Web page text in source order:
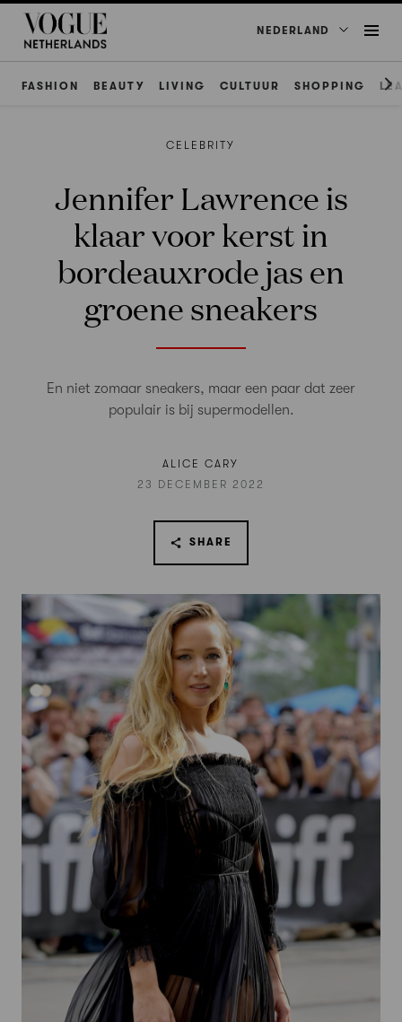
NEDERLAND
FASHION BEAUTY LIVING CULTUUR SHOPPING
CELEBRITY
Jennifer Lawrence is
klaar voor kerst in
bordeauxrode jas en
groene sneakers
En niet zomaar sneakers, maar een paar dat zeer
populair is bij supermodellen.
ALICE CARY
23 DECEMBER 2022
SHARE